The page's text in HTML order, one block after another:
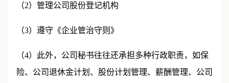
（2）管理公司股份登记机构
（3）遵守《企业管治守则》
（4）此外，公司秘书往往还承担多种行政职责，如保
险、公司退休金计划、股份计划管理、薪酬管理、公司